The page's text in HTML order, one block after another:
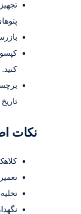
کنید.
نکات